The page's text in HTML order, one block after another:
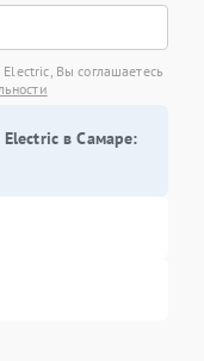
Вы соглашаетесь
Electric в Самаре: